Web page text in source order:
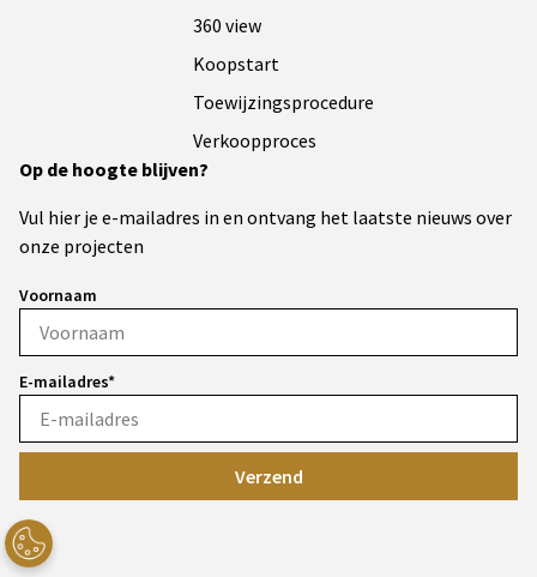
360 view
Koopstart
Toewijzingsprocedure
Verkoopproces
Op de hoogte blijven?
Vul hier je e-mailadres in en ontvang het laatste nieuws over
onze projecten
Voornaam
E-mailadres*
Verzend